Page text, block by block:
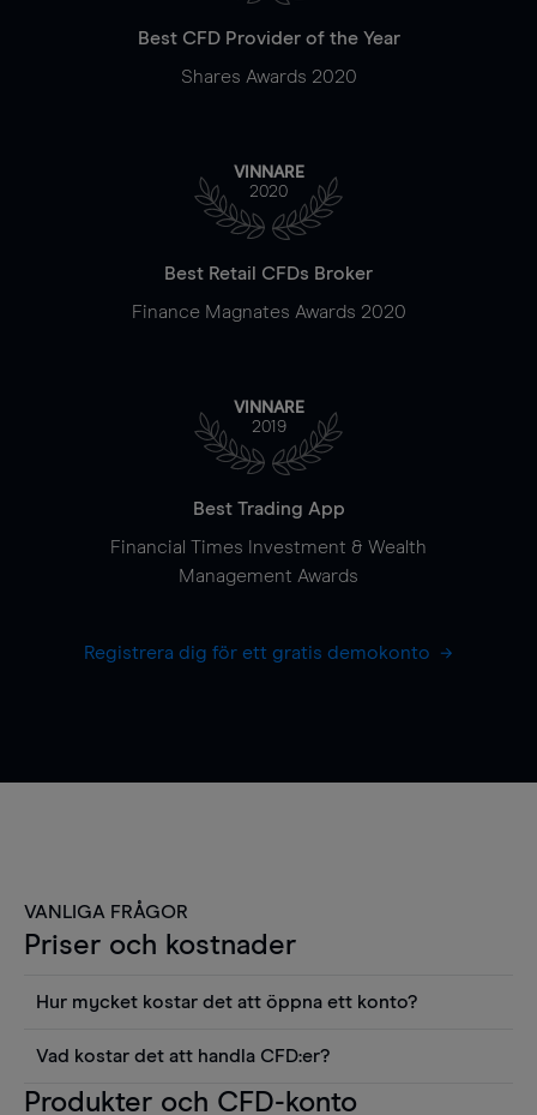
Best CFD Provider of the Year
Shares Awards 2020
VINNARE
2020
Best Retail CFDs Broker
Finance Magnates Awards 2020
VINNARE
2019
Best Trading App
Financial Times Investment & Wealth
Management Awards
Registrera dig för ett gratis demokonto
VANLIGA FRÅGOR
Priser och kostnader
Hur mycket kostar det att öppna ett konto?
använda sådana verktyg som diagram, Reuters
Vad kostar det att handla CFD:er?
Det är en rad kostnader att tänka på när man
Produkter och CFD-konto